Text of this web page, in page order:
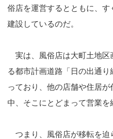
俗店を運営するとともに、
建設しているのだ。
実は、風俗店は大町土地区
る都市計画道路「日の出通
っており、他の店舗や住居が
中、そこにとどまって営業を
つまり、風俗店が移転を迫